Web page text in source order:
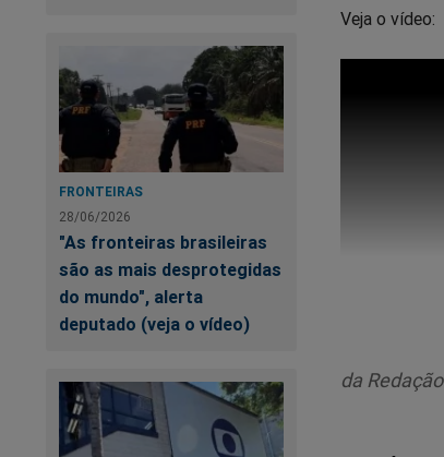
FRONTEIRAS
28/06/2026
"As fronteiras brasileiras
são as mais desprotegidas
do mundo", alerta
deputado (veja o vídeo)
Veja o vídeo:
da Redação